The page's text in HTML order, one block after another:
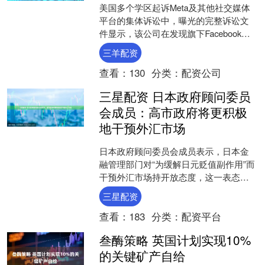
美国多个学区起诉Meta及其他社交媒体
平台的集体诉讼中，曝光的完整诉讼文
件显示，该公司在发现旗下Facebook和
Instagram这两款产品会对用户心理健康
产....
三羊配资
查看： 130 分类： 配资公司
三星配资 日本政府顾问委员
会成员：高市政府将更积极
地干预外汇市场
日本政府顾问委员会成员表示，日本金
融管理部门对“为缓解日元贬值副作用”而
干预外汇市场持开放态度，这一表态也
反映了首相高市早苗对通胀问题的担
忧。 身兼法国农业信贷....
三星配资
查看： 183 分类： 配资平台
叁酶策略 英国计划实现10%
的关键矿产自给